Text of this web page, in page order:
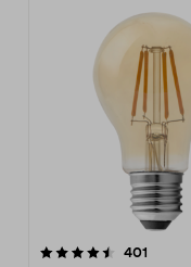
401
4.5 av 5 stjerner